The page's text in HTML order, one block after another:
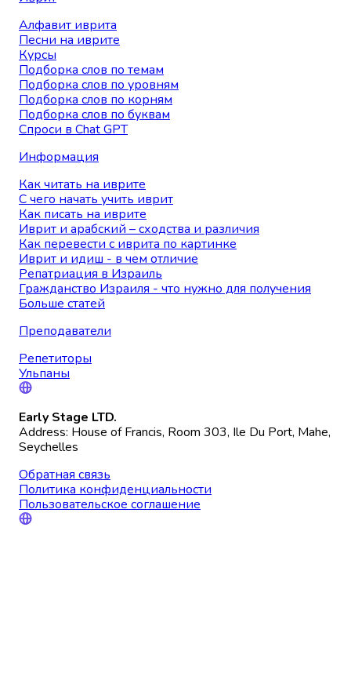
Алфавит иврита
Песни на иврите
Курсы
Подборка слов по темам
Подборка слов по уровням
Подборка слов по корням
Подборка слов по буквам
Спроси в Chat GPT
Информация
Как читать на иврите
С чего начать учить иврит
Как писать на иврите
Иврит и арабский – сходства и различия
Как перевести с иврита по картинке
Иврит и идиш - в чем отличие
Репатриация в Израиль
Гражданство Израиля - что нужно для получения
Больше статей
Преподаватели
Репетиторы
Ульпаны
Early Stage LTD.
Address: House of Francis, Room 303, Ile Du Port, Mahe,
Seychelles
Обратная связь
Политика конфиденциальности
Пользовательское соглашение